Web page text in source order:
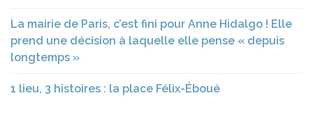
La mairie de Paris, c’est fini pour Anne Hidalgo ! Elle
prend une décision à laquelle elle pense « depuis
longtemps »
1 lieu, 3 histoires : la place Félix-Éboué